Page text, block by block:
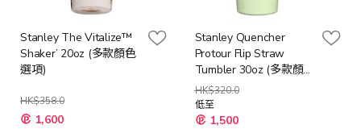
Stanley The Vitalize™
Shaker’ 20oz (多款顏色
選項)
HK$358.0
1,600
Stanley Quencher
Protour Flip Straw
Tumbler 30oz (多款顏色
選項 )
HK$320.0
低至
1,500